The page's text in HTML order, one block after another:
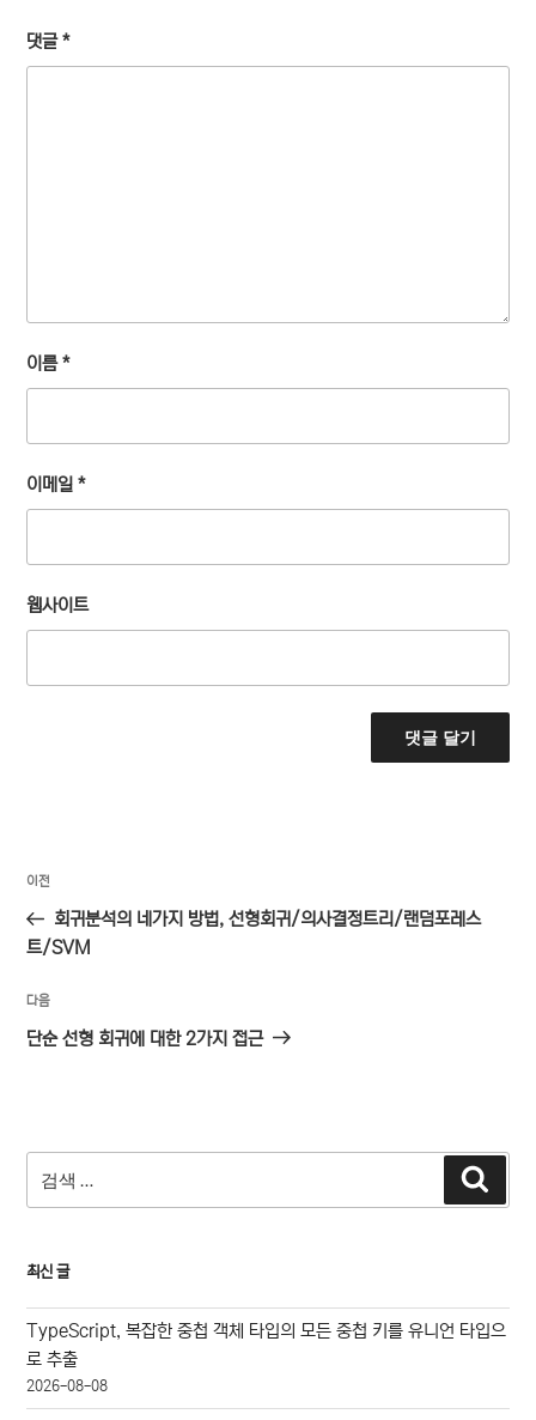
댓글*
이름*
이메일*
웹사이트
글
색
이
전
글
이전
회귀분석의 네가지 방법, 선형회귀/의사결정트리/랜덤포레스
트/SVM
다
음
다음
단순 선형 회귀에 대한 2가지 접근
색:
색
최신 글
TypeScript, 복잡한 중첩 객체 타입의 모든 중첩 키를 유니언 타입으
로 추출
2026-08-08